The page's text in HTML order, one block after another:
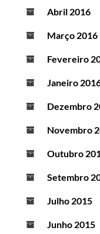
Abril 2016
Março 2016
Fevereiro
Janeiro
Dezembro
Novembro
Outubro
Setembro
Julho 2015
Junho 2015